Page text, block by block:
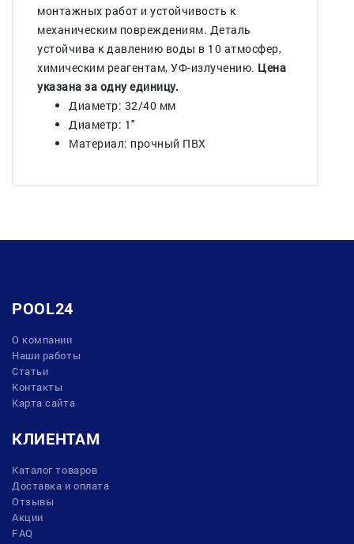
монтажных работ и устойчивость к
механическим повреждениям. Деталь
устойчива к давлению воды в 10 атмосфер,
химическим реагентам, УФ-излучению. Цена
указана за одну единицу.
Диаметр: 32/40 мм
Диаметр: 1"
Материал: прочный ПВХ
POOL24
О компании
Наши работы
Статьи
Контакты
Карта сайта
КЛИЕНТАМ
Каталог товаров
Доставка и оплата
Отзывы
Акции
FAQ